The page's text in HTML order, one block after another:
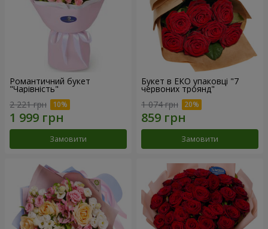
Романтичний букет
"Чарівність"
2 221 грн
Замовити
Букет в ЕКО упаковці "7
червоних троянд"
1 074 грн
Замовити